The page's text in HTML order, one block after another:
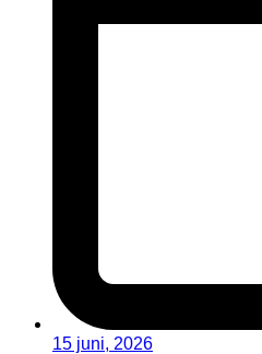
15 juni, 2026